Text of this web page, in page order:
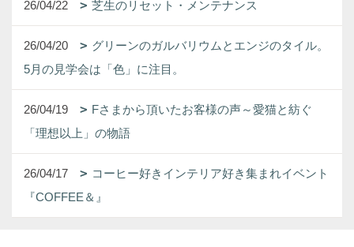
26/04/22 芝生のリセット・メンテナンス
26/04/20
グリーンのガルバリウムとエンジのタイル。
5月の見学会は「色」に注目。
26/04/19
Fさまから頂いたお客様の声～愛猫と紡ぐ
「理想以上」の物語
26/04/17
コーヒー好きインテリア好き集まれイベント
『COFFEE＆』